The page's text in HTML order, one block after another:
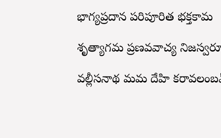
భాగ్యప్రదాన పరిపూరిత భక్తకామ
శృత్యాగమ ప్రణవవాచ్య
వల్లీసనాథ మమ దేహి